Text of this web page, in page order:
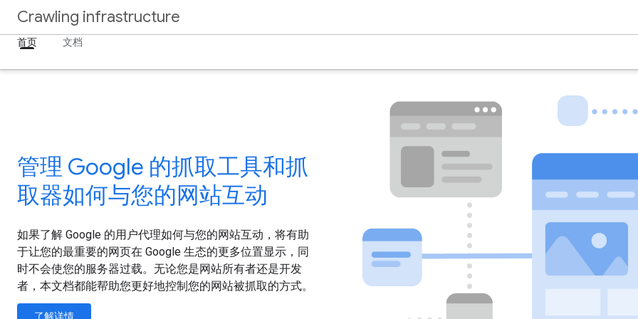
Crawling infrastructure
首页 文档
管理 Google 的抓取工具和抓
取器如何与您的网站互动
如果了解 Google 的用户代理如何与您的网站互动，将有助
于让您的最重要的网页在 Google 生态的更多位置显示，同
时不会使您的服务器过载。无论您是网站所有者还是开发
者，本文档都能帮助您更好地控制您的网站被抓取的方式。
了解详情